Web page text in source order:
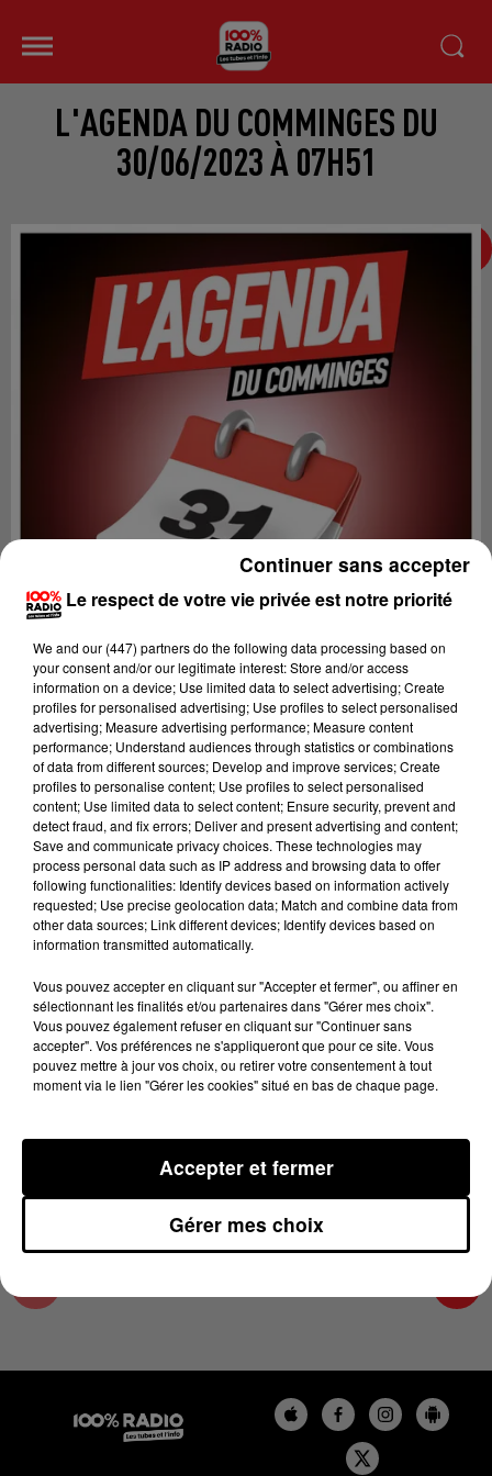
L'AGENDA DU COMMINGES DU
30/06/2023 À 07H51
Lecture (1 min 14 sec)
100%
100% Radio l'agenda du Comminges
30 juin 2023 - 1 min 14 sec
L'AGENDA DU COMMINGES DU 30/06/2023 À
07H51
L'AGENDA DU COMMINGES
Le respect de votre vie privée est notre priorité
We and our (447) partnersdo the following data processing based on
your consent and/or our legitimate interest: Store and/or access
information on a device; Use limited data to select advertising; Create
profiles for personalised advertising; Use profiles to select personalised
advertising; Measure advertising performance; Measure content
performance; Understand audiences through statistics or combinations
of data from different sources; Develop and improve services; Create
profiles to personalise content; Use profiles to select personalised
content; Use limited data to select content; Ensure security, prevent and
detect fraud, and fix errors; Deliver and present advertising and content;
Save and communicate privacy choices. These technologies may
process personal data such as IP address and browsing data to offer
following functionalities: Identify devices based on information actively
requested; Use precise geolocation data; Match and combine data from
other data sources; Link different devices; Identify devices based on
information transmitted automatically.
Vous pouvez accepter en cliquant sur "Accepter et fermer", ou affiner en
sélectionnant les finalités et/ou partenaires dans "Gérer mes choix".
Vous pouvez également refuser en cliquant sur "Continuer sans
accepter". Vos préférences ne s'appliqueront que pour ce site. Vous
pouvez mettre à jour vos choix, ou retirer votre consentement à tout
moment via le lien "Gérer les cookies" situé en bas de chaque page.
Gérer mes choix
Accepter et fermer
Continuer sans accepter